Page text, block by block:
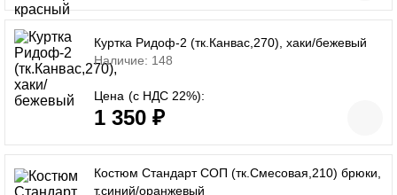
Куртка Ридоф-2 (тк.Канвас,270), хаки/бежевый
Наличие: 148
Цена (с НДС 22%):
1 350 ₽
Костюм Стандарт СОП (тк.Смесовая,210) брюки,
т.синий/оранжевый